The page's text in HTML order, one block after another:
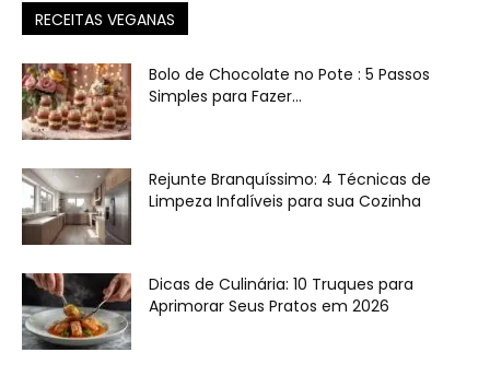
RECEITAS VEGANAS
Bolo de Chocolate no Pote : 5 Passos
Simples para Fazer...
Rejunte Branquíssimo: 4 Técnicas de
Limpeza Infalíveis para sua Cozinha
Dicas de Culinária: 10 Truques para
Aprimorar Seus Pratos em 2026